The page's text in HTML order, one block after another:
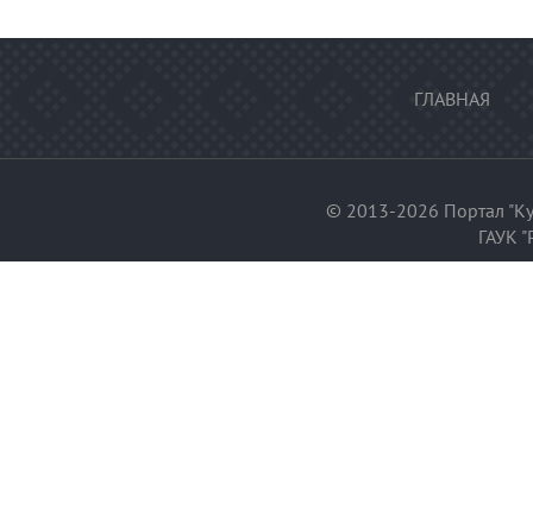
ГЛАВНАЯ
© 2013-2026 Портал
ГАУК